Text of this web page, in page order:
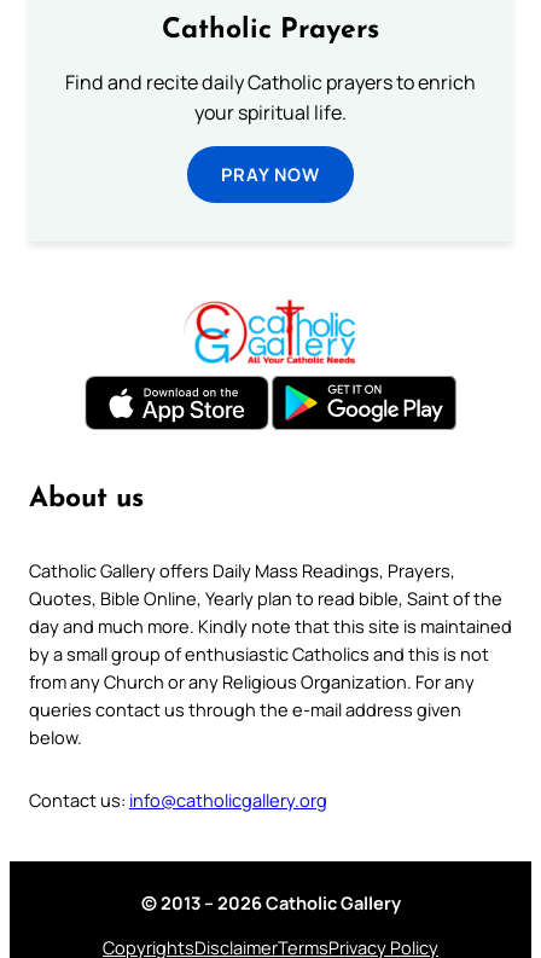
Catholic Prayers
Find and recite daily Catholic prayers to enrich
your spiritual life.
PRAY NOW
About us
Catholic Gallery offers Daily Mass Readings, Prayers,
Quotes, Bible Online, Yearly plan to read bible, Saint of the
day and much more. Kindly note that this site is maintained
by a small group of enthusiastic Catholics and this is not
from any Church or any Religious Organization. For any
queries contact us through the e-mail address given
below.
Contact us: info@catholicgallery.org
© 2013 – 2026 Catholic Gallery
CopyrightsDisclaimerTermsPrivacy Policy